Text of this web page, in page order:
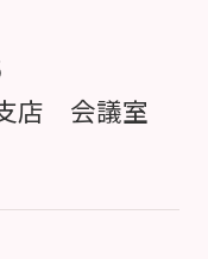
店 会議室